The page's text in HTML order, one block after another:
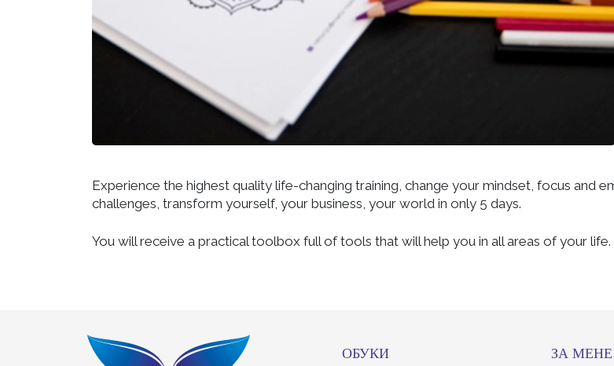
Experience the highest quality life-changing training, change your mindset, focus and
challenges, transform yourself, your business, your world in only 5 days.
You will receive a practical toolbox full of tools that will help you in all areas of your life.
ОБУКИ ЗА МЕНЕ